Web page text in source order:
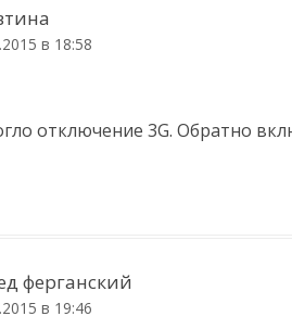
в 18:58
отключение 3G. Обратно
ферганский
в 19:46